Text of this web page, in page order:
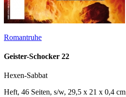
Romantruhe
Geister-Schocker 22
Hexen-Sabbat
Heft, 46 Seiten, s/w, 29,5 x 21 x 0,4 cm